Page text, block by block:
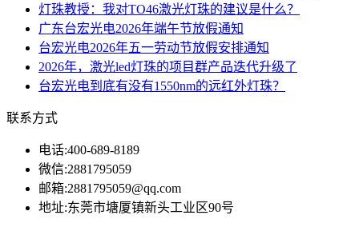
灯珠教授：我对TO46激光灯珠的建议是什么？
广东台宏光电2026年端午节放假通知
台宏光电2026年五一劳动节放假安排通知
2026年，激光led灯珠的项目群产品迭代升级了
台宏光电到底有没有1550nm的远红外灯珠？
联系方式
电话:400-689-8189
微信:2881795059
邮箱:2881795059@qq.com
地址:东莞市塘厦镇新头工业区90号